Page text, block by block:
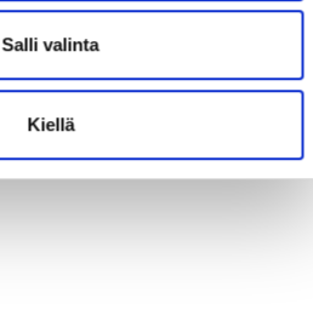
Salli valinta
Kiellä